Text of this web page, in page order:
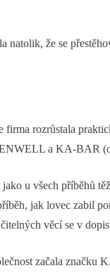
natolik, že se
firma rozrůstala
a KA-BAR
u všech příběhů
jak lovec zabil
věcí se v
začala